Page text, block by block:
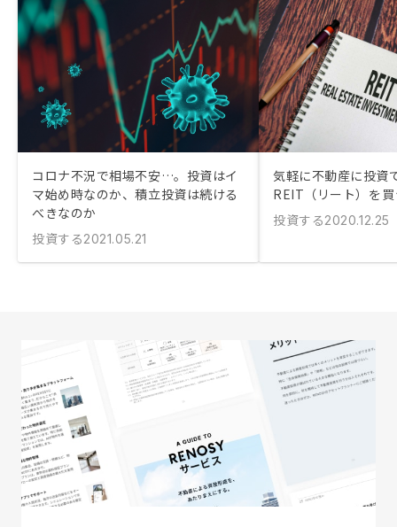
コロナ不況で相場不安…。投資はイ
マ始め時なのか、積立投資は続ける
べきなのか
投資する2021.05.21
気軽に不動産に投資
REIT（リート）を
投資する2020.12.25